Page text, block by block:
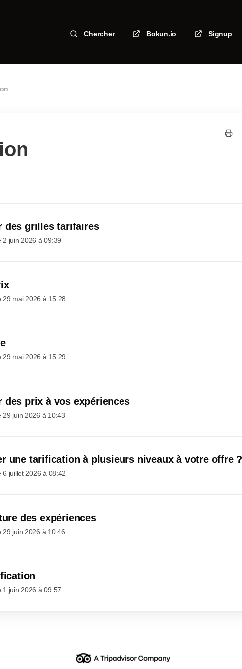
Chercher Bokun.io Signup
des grilles tarifaires
2 juin 2026 à 09:39
29 mai 2026 à 15:28
29 mai 2026 à 15:29
des prix à vos expériences
29 juin 2026 à 10:43
une tarification à plusieurs niveaux à votre offre ?
6 juillet 2026 à 08:42
des expériences
29 juin 2026 à 10:46
1 juin 2026 à 09:57